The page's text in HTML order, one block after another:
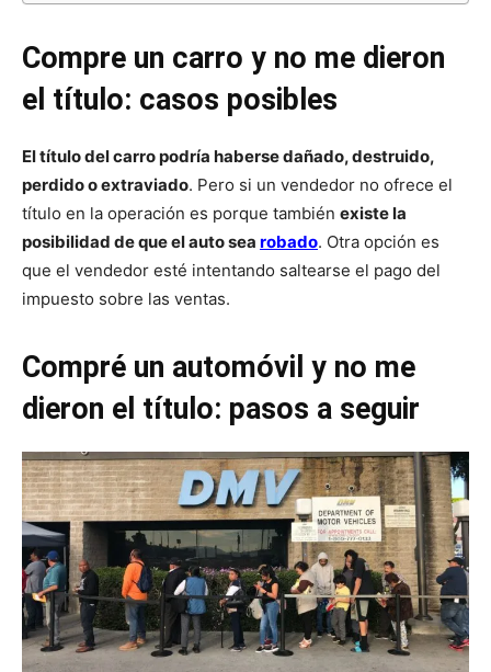
Compre un carro y no me dieron
el título: casos posibles
El título del carro podría haberse dañado, destruido,
perdido o extraviado. Pero si un vendedor no ofrece el
título en la operación es porque también existe la
posibilidad de que el auto sea robado. Otra opción es
que el vendedor esté intentando saltearse el pago del
impuesto sobre las ventas.
Compré un automóvil y no me
dieron el título: pasos a seguir